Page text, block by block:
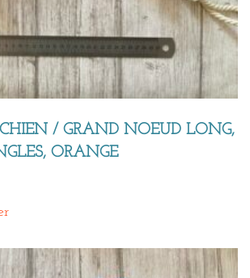
CHIEN / GRAND NOEUD LONG,
ORANGE